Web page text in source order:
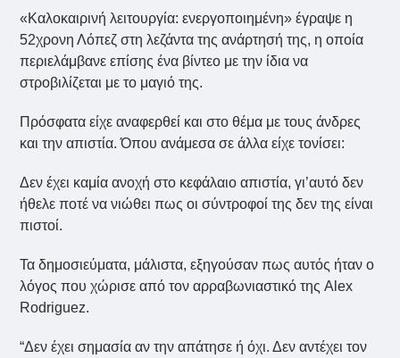
«Καλοκαιρινή λειτουργία: ενεργοποιημένη» έγραψε η
52χρονη Λόπεζ στη λεζάντα της ανάρτησή της, η οποία
περιελάμβανε επίσης ένα βίντεο με την ίδια να
στροβιλίζεται με το μαγιό της.
Πρόσφατα είχε αναφερθεί και στο θέμα με τους άνδρες
και την απιστία. Όπου ανάμεσα σε άλλα είχε τονίσει:
Δεν έχει καμία ανοχή στο κεφάλαιο απιστία, γι’αυτό δεν
ήθελε ποτέ να νιώθει πως οι σύντροφοί της δεν της είναι
πιστοί.
Τα δημοσιεύματα, μάλιστα, εξηγούσαν πως αυτός ήταν ο
λόγος που χώρισε από τον αρραβωνιαστικό της Alex
Rodriguez.
“Δεν έχει σημασία αν την απάτησε ή όχι. Δεν αντέχει τον